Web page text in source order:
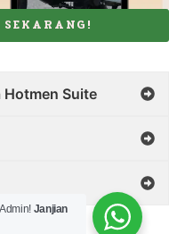
Hotmen Suite
Janjian